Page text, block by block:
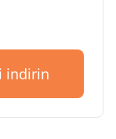
indirin